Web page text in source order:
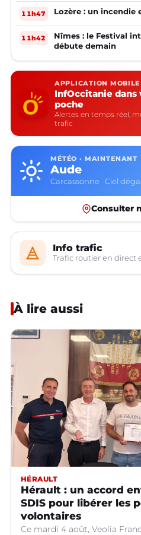
11h47 Lozère : un incendie
11h42
Nîmes : le Festival
débute demain
APPLICATION MOBILE
InfOccitanie dans
poche
Alertes en temps réel,
trafic
MÉTÉO · MAINTENANT
Aude
Carcassonne · Ciel
Consulter
Info trafic
Trafic routier en direct
À lire aussi
HÉRAULT
Hérault : un accord
SDIS pour libérer les
volontaires
Ce mardi 4 août, Veolia